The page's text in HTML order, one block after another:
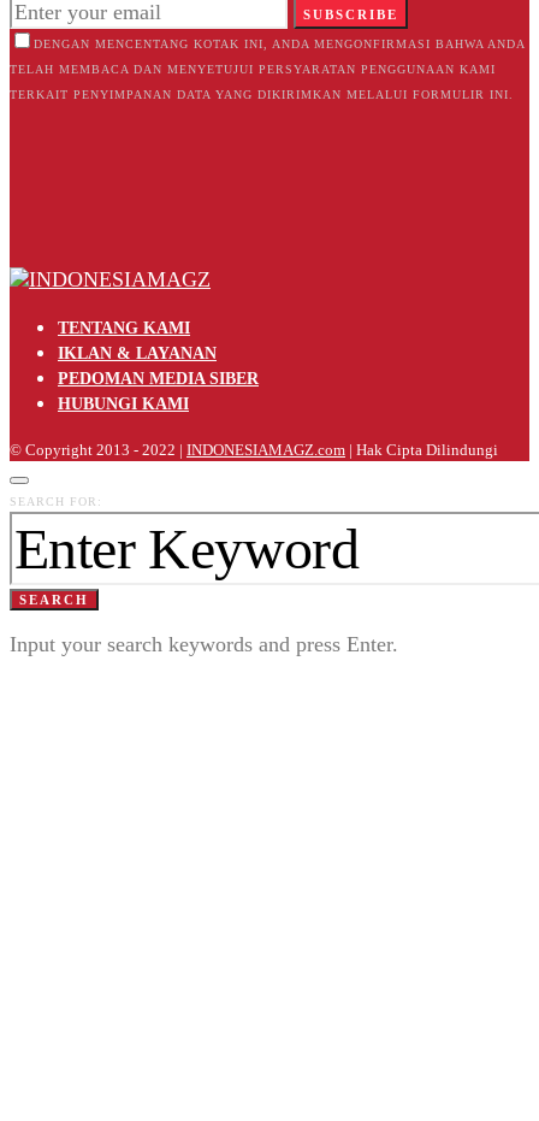
SUBSCRIBE
DENGAN MENCENTANG KOTAK INI, ANDA MENGONFIRMASI BAHWA ANDA
TELAH MEMBACA DAN MENYETUJUI PERSYARATAN PENGGUNAAN KAMI
TERKAIT PENYIMPANAN DATA YANG DIKIRIMKAN MELALUI FORMULIR INI.
TENTANG KAMI
IKLAN & LAYANAN
PEDOMAN MEDIA SIBER
HUBUNGI KAMI
© Copyright 2013 - 2022 | INDONESIAMAGZ.com | Hak Cipta Dilindungi
SEARCH FOR:
SEARCH
Input your search keywords and press Enter.